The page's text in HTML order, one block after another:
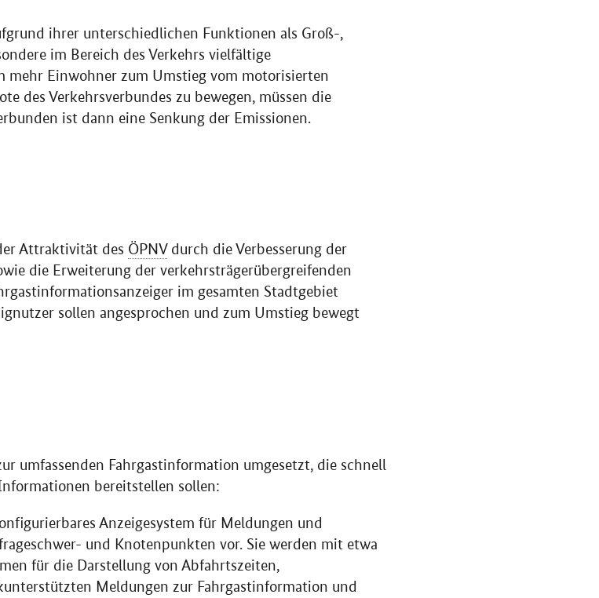
ihrer unterschiedlichen Funktionen als Groß-,
im Bereich des Verkehrs vielfältige
mehr Einwohner zum Umstieg vom motorisierten
des Verkehrsverbundes zu bewegen, müssen die
ist dann eine Senkung der Emissionen.
Attraktivität des ÖPNVdurch die Verbesserung der
die Erweiterung der verkehrsträgerübergreifenden
im gesamten Stadtgebiet
sollen angesprochen und zum Umstieg bewegt
umfassenden Fahrgastinformation umgesetzt, die schnell
bereitstellen sollen:
Anzeigesystem für Meldungen und
und Knotenpunkten vor. Sie werden mit etwa
für die Darstellung von Abfahrtszeiten,
Meldungen zur Fahrgastinformation und